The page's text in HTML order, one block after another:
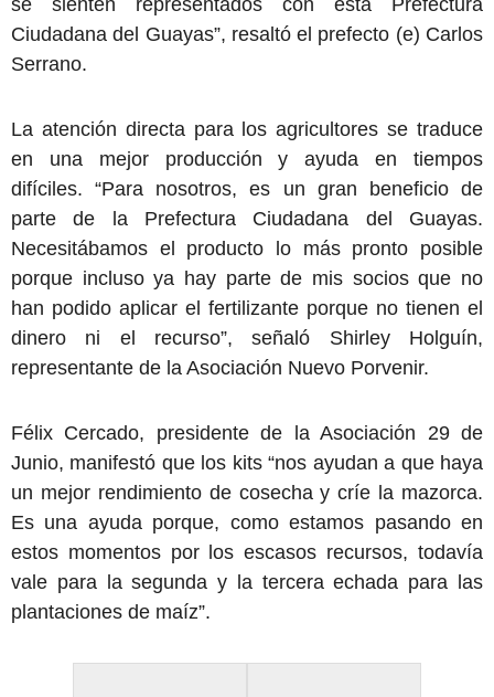
se sienten representados con esta Prefectura
Ciudadana del Guayas”, resaltó el prefecto (e) Carlos
Serrano.
La atención directa para los agricultores se traduce
en una mejor producción y ayuda en tiempos
difíciles. “Para nosotros, es un gran beneficio de
parte de la Prefectura Ciudadana del Guayas.
Necesitábamos el producto lo más pronto posible
porque incluso ya hay parte de mis socios que no
han podido aplicar el fertilizante porque no tienen el
dinero ni el recurso”, señaló Shirley Holguín,
representante de la Asociación Nuevo Porvenir.
Félix Cercado, presidente de la Asociación 29 de
Junio, manifestó que los kits “nos ayudan a que haya
un mejor rendimiento de cosecha y críe la mazorca.
Es una ayuda porque, como estamos pasando en
estos momentos por los escasos recursos, todavía
vale para la segunda y la tercera echada para las
plantaciones de maíz”.